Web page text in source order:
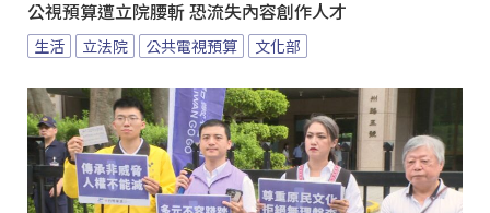
公視預算遭立院腰斬 恐流失內容創作人才
生活 立法院 公共電視預算 文化部